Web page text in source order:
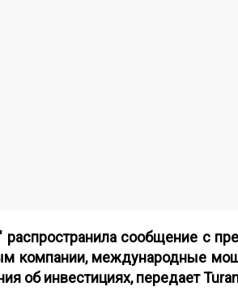
сообщение с
компании, международные
об инвестициях, передает